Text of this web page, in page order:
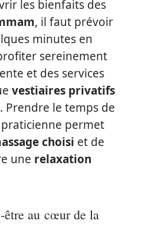
les bienfaits des
, il faut prévoir
minutes en
sereinement
et des services
vestiaires privatifs
Prendre le temps de
permet
choisi et de
une relaxation
au cœur de la